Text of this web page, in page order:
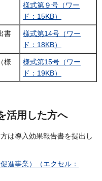
様式第９号（ワー
ド：15KB）
書
様式第14号（ワー
ド：18KB）
様
様式第15号（ワー
ド：19KB）
活用した方へ
は導入効果報告書を提出し
進事業）（エクセル：